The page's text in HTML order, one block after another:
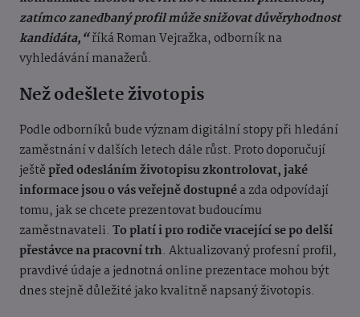
zatímco zanedbaný profil může snižovat důvěryhodnost
kandidáta,“říká Roman Vejražka, odborník na
vyhledávání manažerů.
Než odešlete životopis
Podle odborníků bude význam digitální stopy při hledání
zaměstnání v dalších letech dále růst. Proto doporučují
ještě před odesláním životopisu zkontrolovat, jaké
informace jsou o vás veřejně dostupnéa zda odpovídají
tomu, jak se chcete prezentovat budoucímu
zaměstnavateli. To platí i pro rodiče vracející se po delší
přestávce na pracovní trh. Aktualizovaný profesní profil,
pravdivé údaje a jednotná online prezentace mohou být
dnes stejně důležité jako kvalitně napsaný životopis.